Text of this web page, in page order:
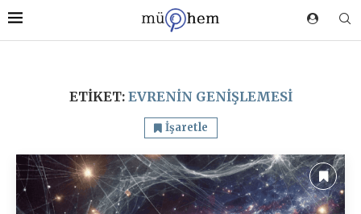
ETIKET: EVRENIN GENIŞLEMESI
İşaretle